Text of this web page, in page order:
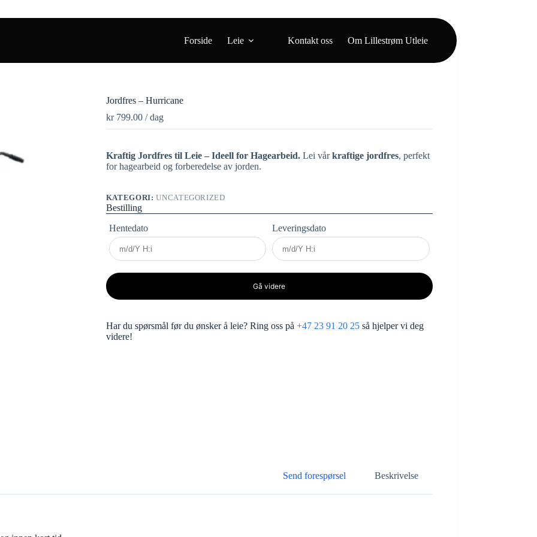
Forside Leie Kontakt oss Om Lillestrøm Utleie
Jordfres – Hurricane
kr799.00 / dag
Kraftig Jordfres til Leie – Ideell for Hagearbeid. Lei vårkraftige jordfres, perfekt
for hagearbeid og forberedelse av jorden.
KATEGORI:UNCATEGORIZED
Bestilling
Hentedato
Leveringsdato
Gå videre
Har du spørsmål før du ønsker å leie? Ring oss på +47 23 91 20 25så hjelper vi deg
videre!
Send forespørsel Beskrivelse